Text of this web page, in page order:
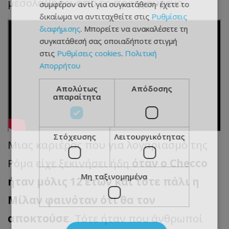
Μιας καριέρας που για λογαριασμό της
Ρόμα είχε ξεκινήσει ήδηόταν ο Checco
ήταν μόλις 12 ετών και τότε πάλι η
Μίλαν φαινόταν ότι θα τον
αποκτούσε. Τότε ήταν που άνθρωποί
συμφέρον αντί για συγκατάθεση· έχετε το
δικαίωμα να αντιταχθείτε στις Ρυθμίσεις
διαφήμισης. Μπορείτε να ανακαλέσετε τη
συγκατάθεσή σας οποιαδήποτε στιγμή
στις Ρυθμίσεις cookies. Πολιτική
Απορρήτου
Απολύτως
απαραίτητα
Απόδοσης
Στόχευσης Λειτουργικότητας
Μη ταξινομημένα